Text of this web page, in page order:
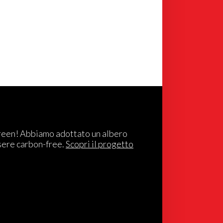
Abbiamo adottato un albero
carbon-free.Scopri il progetto